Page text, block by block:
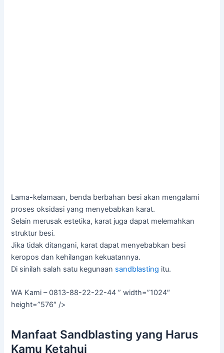
Lama-kelamaan, benda berbahan besi akan mengalami
proses oksidasi yang menyebabkan karat.
Selain merusak estetika, karat juga dapat melemahkan
struktur besi.
Jika tidak ditangani, karat dapat menyebabkan besi
keropos dan kehilangan kekuatannya.
Di sinilah salah satu kegunaan sandblasting itu.
WA Kami – 0813-88-22-22-44 ” width=”1024″
height=”576″ />
Manfaat Sandblasting yang Harus
Kamu Ketahui